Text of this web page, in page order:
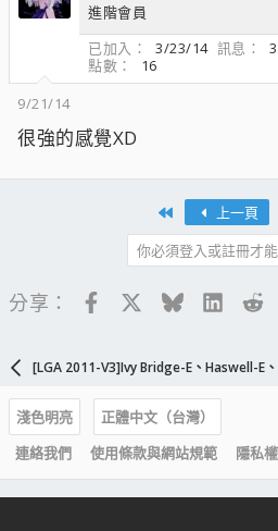
進階會員
已加入
3/23/14 訊息
點數
16
9/21/14
很強的感覺XD
上一頁
你必須登入或註冊才
分享： FacebookBluesky
[LGA 2011-V3]Ivy Bridge-E、Haswell-E
淺色明亮
正體中文（台灣）
連絡我們
使用條款與網站規範 隱私